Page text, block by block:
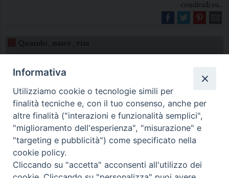
condividi su...
Quando_nasce_vita
Diocesi di Melfi Rapolla Venosa
• Largo Duomo, 12 - 85025 MELFI (PZ) •
Tel. 0972238604
Informativa
Utilizziamo cookie o tecnologie simili per
finalità tecniche e, con il tuo consenso, anche per
altre finalità ("interazioni e funzionalità semplici",
"miglioramento dell'esperienza", "misurazione" e
"targeting e pubblicità") come specificato nella
cookie policy.
Cliccando su "accetta" acconsenti all'utilizzo dei